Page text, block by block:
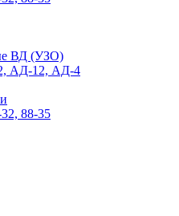
ВД (УЗО)
АД-12, АД-4
88-35